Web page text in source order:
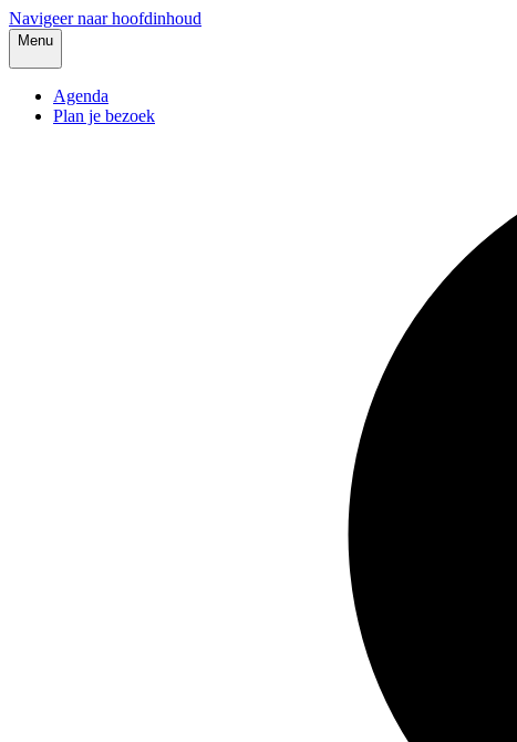
Navigeer naar hoofdinhoud
Menu
Agenda
Plan je bezoek